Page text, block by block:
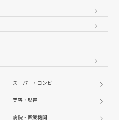
スーパー・コンビニ
美容・理容
病院・医療機関